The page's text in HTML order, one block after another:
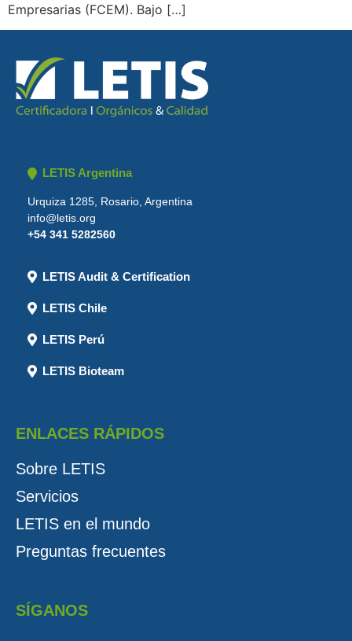
Empresarias (FCEM). Bajo […]
LETIS Argentina
Urquiza 1285, Rosario, Argentina
info@letis.org
+54 341 5282560
LETIS Audit & Certification
LETIS Chile
LETIS Perú
LETIS Bioteam
ENLACES RÁPIDOS
Sobre LETIS
Servicios
LETIS en el mundo
Preguntas frecuentes
SÍGANOS